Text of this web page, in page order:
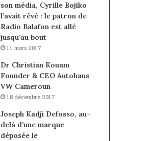
son média, Cyrille Bojiko
l’avait rêvé : le patron de
Radio Balafon est allé
jusqu’au bout
11 mars 2017
Dr Christian Kouam
Founder & CEO Autohaus
VW Cameroun
18 décembre 2017
Joseph Kadji Defosso, au-
delà d’une marque
déposée le